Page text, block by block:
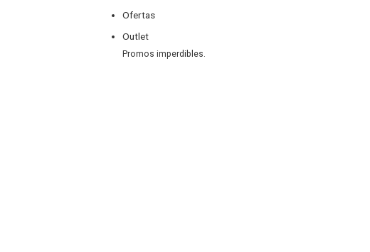
Ofertas
Outlet
Promos imperdibles.